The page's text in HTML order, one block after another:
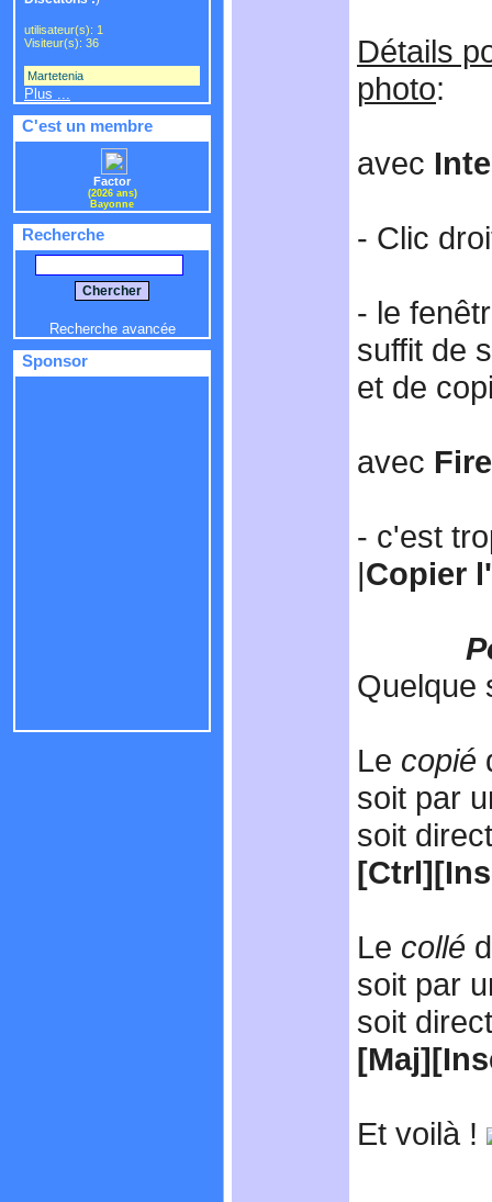
utilisateur(s): 1
Visiteur(s): 36
Martetenia
Plus ...
C'est un membre
Factor
(2026 ans)
Bayonne
Recherche
Recherche avancée
Sponsor
Détails
photo:
avec
- Clic
- le
suffit de
et de
avec
- c'est
|Copier
Quelque
Le copié
soit par
soit
Le collé
soit par
soit
Et voilà !